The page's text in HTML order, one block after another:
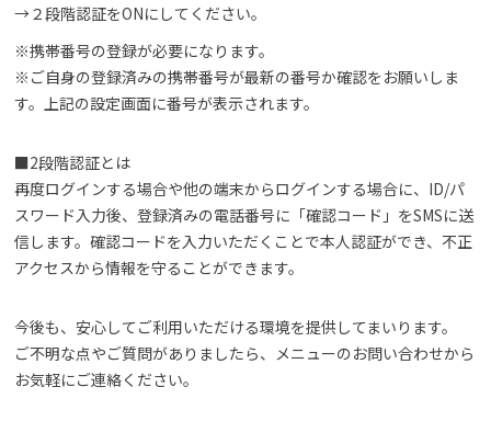
→２段階認証をONにしてください。
️※携帯番号の登録が必要になります。
※ご自身の登録済みの携帯番号が最新の番号か確認をお願いしま
す。上記の設定画面に番号が表示されます。
️■2段階認証とは
再度ログインする場合や他の端末からログインする場合に、ID/パ
スワード入力後、登録済みの電話番号に「確認コード」をSMSに送
信します。確認コードを入力いただくことで本人認証ができ、不正
アクセスから情報を守ることができます。
今後も、安心してご利用いただける環境を提供してまいります。
ご不明な点やご質問がありましたら、メニューのお問い合わせから
お気軽にご連絡ください。